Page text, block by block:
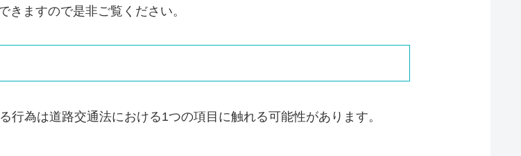
きますので是非ご覧ください。
為は道路交通法における1つの項目に触れる可能性があります。